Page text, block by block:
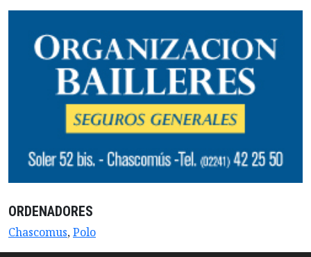
ORDENADORES
Chascomus,Polo